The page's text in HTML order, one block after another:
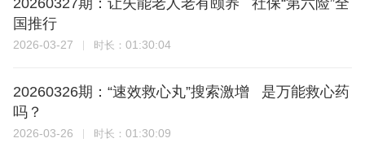
20260327期：让失能老人老有颐养 社保“第六险”全
国推行
2026-03-27 时长： 01:30:04
20260326期：“速效救心丸”搜索激增 是万能救心药
吗？
2026-03-26 时长： 01:30:09